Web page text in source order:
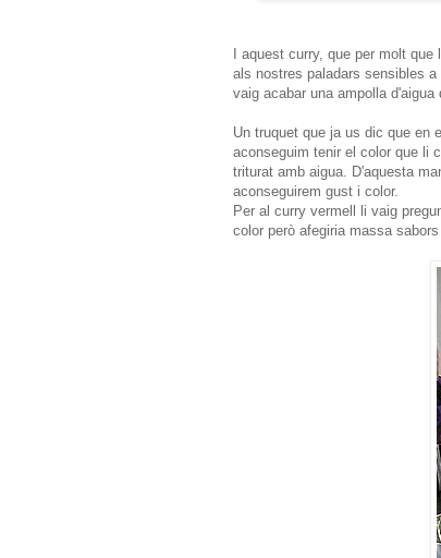
I aquest curry, que per molt
als nostres paladars sensibles
vaig acabar una ampolla
Un truquet que ja us dic que en
aconseguim tenir el color que li
triturat amb aigua. D'aquesta
aconseguirem gust i color.
Per al curry vermell li vaig
color però afegiria massa sabors